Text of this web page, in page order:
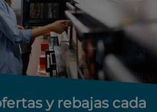
y rebajas cada